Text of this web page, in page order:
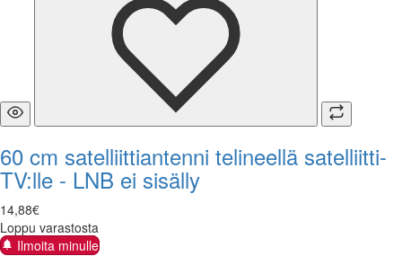
60 cm satelliittiantenni telineellä satelliitti-
TV:lle - LNB ei sisälly
14,88€
Loppu varastosta
Ilmoita minulle